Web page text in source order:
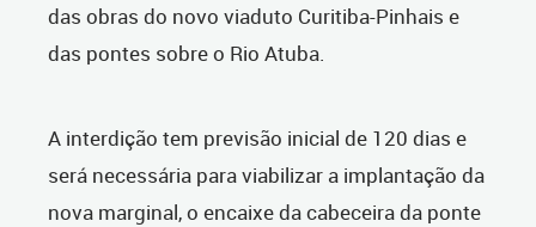
das obras do novo viaduto Curitiba-Pinhais e
das pontes sobre o Rio Atuba.
A interdição tem previsão inicial de 120 dias e
será necessária para viabilizar a implantação da
nova marginal, o encaixe da cabeceira da ponte